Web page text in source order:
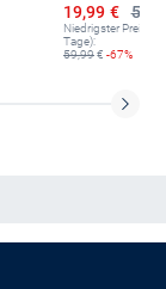
Ermäßigter
19,99 €
Niedrigster Preis
Tage):
59,99€ -67%